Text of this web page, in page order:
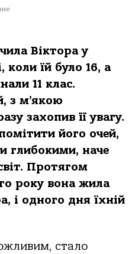
Віктора у
їй було 16, а
11 клас.
з м’якою
захопив її увагу.
його очей,
глибокими, наче
Протягом
року вона жила
і одного дня їхній
стало